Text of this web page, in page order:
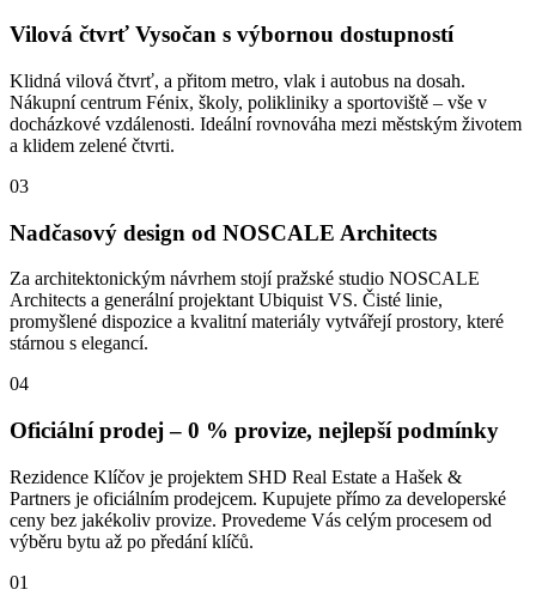
Vilová čtvrť Vysočan s výbornou dostupností
Klidná vilová čtvrť, a přitom metro, vlak i autobus na dosah.
Nákupní centrum Fénix, školy, polikliniky a sportoviště – vše v
docházkové vzdálenosti. Ideální rovnováha mezi městským životem
a klidem zelené čtvrti.
03
Nadčasový design od NOSCALE Architects
Za architektonickým návrhem stojí pražské studio NOSCALE
Architects a generální projektant Ubiquist VS. Čisté linie,
promyšlené dispozice a kvalitní materiály vytvářejí prostory, které
stárnou s elegancí.
04
Oficiální prodej – 0 % provize, nejlepší podmínky
Rezidence Klíčov je projektem SHD Real Estate a Hašek &
Partners je oficiálním prodejcem. Kupujete přímo za developerské
ceny bez jakékoliv provize. Provedeme Vás celým procesem od
výběru bytu až po předání klíčů.
01